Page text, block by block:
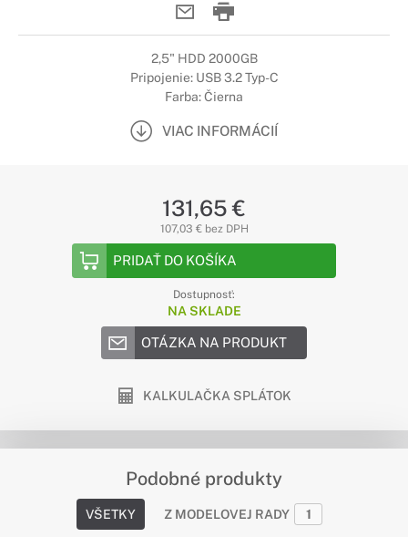
2,5" HDD 2000GB
Pripojenie: USB 3.2 Typ-C
Farba: Čierna
VIAC INFORMÁCIÍ
131,65 €
107,03 € bez DPH
PRIDAŤ DO KOŠÍKA
Dostupnosť:
NA SKLADE
OTÁZKA NA PRODUKT
KALKULAČKA SPLÁTOK
Podobné produkty
VŠETKY Z MODELOVEJ RADY 1